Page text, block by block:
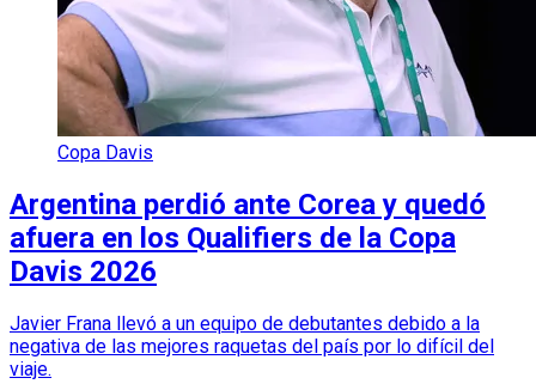
Copa Davis
Argentina perdió ante Corea y quedó
afuera en los Qualifiers de la Copa
Davis 2026
Javier Frana llevó a un equipo de debutantes debido a la
negativa de las mejores raquetas del país por lo difícil del
viaje.